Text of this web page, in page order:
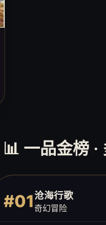
📊 一品金榜
#01沧海行歌
奇幻冒险